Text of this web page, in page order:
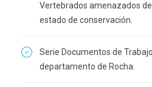
Vertebrados amenazados
estado de conservación.
Serie Documentos de
departamento de Rocha.